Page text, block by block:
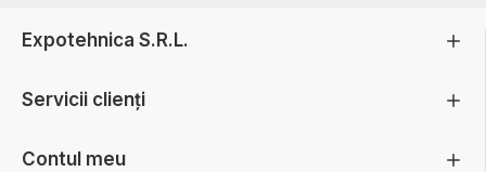
Expotehnica S.R.L.
Servicii clienți
Contul meu